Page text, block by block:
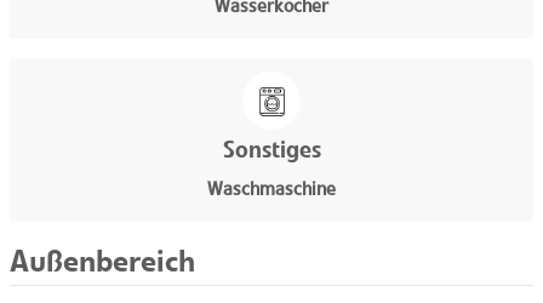
Wasserkocher
Sonstiges
Waschmaschine
Außenbereich